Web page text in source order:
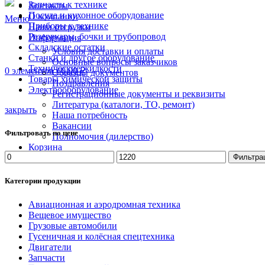
Меню
0 элементов / 0.00₽
Контакты
О компании
Наши отгрузки
Информация
Условия доставки и оплаты
Основные вопросы заказчиков
Образцы документов
Поздравления
Регистрационные документы и реквизиты
Литература (каталоги, ТО, ремонт)
Наша потребность
Вакансии
Полномочия (дилерство)
Корзина
Запчасти к технике
Посуда и кухонное оборудование
Приборы к технике
Резервуары, бочки и трубопровод
Складские остатки
Станки и другое оборудование
Технические жидкости
Товары химической защиты
Электрооборудование
закрыть
Фильтровать по цене
Минимальная
цена
Максимальная
цена
Категории продукции
Авиационная и аэродромная техника
Вещевое имущество
Грузовые автомобили
Гусеничная и колёсная спецтехника
Двигатели
Запчасти